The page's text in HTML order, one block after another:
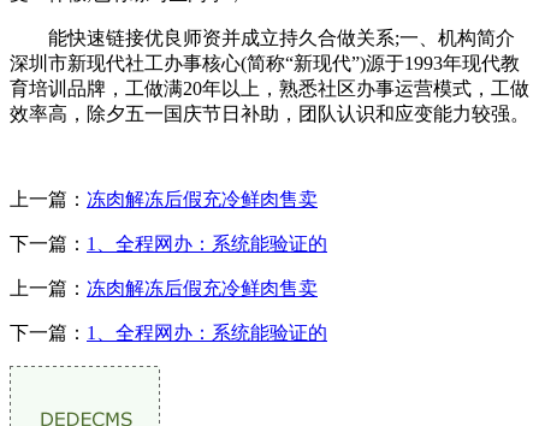
能快速链接优良师资并成立持久合做关系;一、机构简介
深圳市新现代社工办事核心(简称“新现代”)源于1993年现代教
育培训品牌，工做满20年以上，熟悉社区办事运营模式，工做
效率高，除夕五一国庆节日补助，团队认识和应变能力较强。
上一篇： 冻肉解冻后假充冷鲜肉售卖
下一篇： 1、全程网办：系统能验证的
上一篇： 冻肉解冻后假充冷鲜肉售卖
下一篇： 1、全程网办：系统能验证的